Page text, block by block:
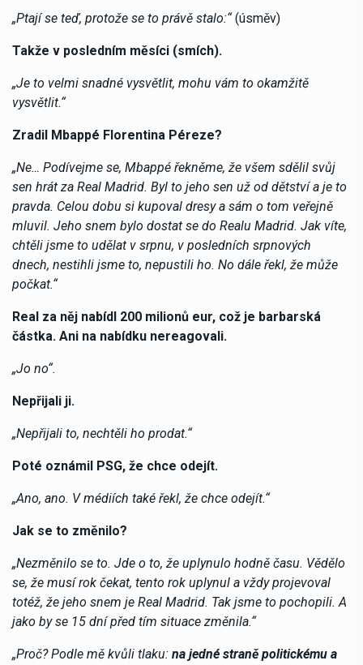
„Ptají se teď, protože se to právě stalo:“(úsměv)
Takže v posledním měsíci (smích).
„Je to velmi snadné vysvětlit, mohu vám to okamžitě
vysvětlit.“
Zradil Mbappé Florentina Péreze?
„Ne… Podívejme se, Mbappé řekněme, že všem sdělil svůj
sen hrát za Real Madrid. Byl to jeho sen už od dětství a je to
pravda. Celou dobu si kupoval dresy a sám o tom veřejně
mluvil. Jeho snem bylo dostat se do Realu Madrid. Jak víte,
chtěli jsme to udělat v srpnu, v posledních srpnových
dnech, nestihli jsme to, nepustili ho. No dále řekl, že může
počkat.“
Real za něj nabídl 200 milionů eur, což je barbarská
částka. Ani na nabídku nereagovali.
„Jo no“.
Nepřijali ji.
„Nepřijali to, nechtěli ho prodat.“
Poté oznámil PSG, že chce odejít.
„Ano, ano. V médiích také řekl, že chce odejít.“
Jak se to změnilo?
„Nezměnilo se to. Jde o to, že uplynulo hodně času. Vědělo
se, že musí rok čekat, tento rok uplynul a vždy projevoval
totéž, že jeho snem je Real Madrid. Tak jsme to pochopili. A
jako by se 15 dní před tím situace změnila.“
„Proč? Podle mě kvůli tlaku: na jedné straně politickému a